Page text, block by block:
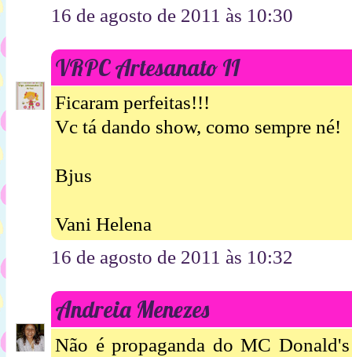
16 de agosto de 2011 às 10:30
VRPC Artesanato II
Ficaram perfeitas!!!
Vc tá dando show, como sempre né!
Bjus
Vani Helena
16 de agosto de 2011 às 10:32
Andreia Menezes
Não é propaganda do MC